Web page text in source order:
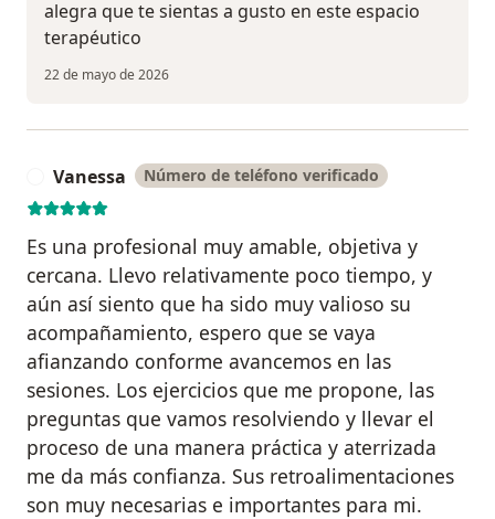
alegra que te sientas a gusto en este espacio
terapéutico
22 de mayo de 2026
Vanessa Número de teléfono verificado
Es una profesional muy amable, objetiva y
cercana. Llevo relativamente poco tiempo, y
aún así siento que ha sido muy valioso su
acompañamiento, espero que se vaya
afianzando conforme avancemos en las
sesiones. Los ejercicios que me propone, las
preguntas que vamos resolviendo y llevar el
proceso de una manera práctica y aterrizada
me da más confianza. Sus retroalimentaciones
son muy necesarias e importantes para mi.